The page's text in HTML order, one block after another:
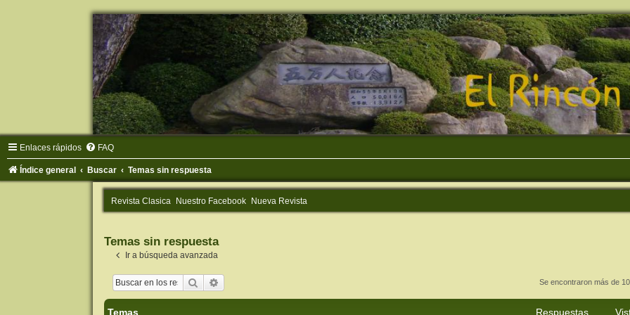
Enlaces rápidos FAQ
Índice general Buscar Temas sin respuesta
Revista Clasica Nuestro Facebook Nueva Revista
Temas sin respuesta
Ir a búsqueda avanzada
Buscar Se encontraron más de
Temas Respuestas